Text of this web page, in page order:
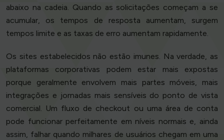
abaixo na cadeia. Quando as solicitações começam a se
acumular, os tempos de resposta aumentam, surgem
tempos limite e as taxas de erro aumentam rapidamente.
Os sites estabelecidos não estão imunes. Na verdade, as
plataformas corporativas podem estar mais expostas
porque geralmente envolvem mais partes móveis, mais
integrações e jornadas mais sensíveis do ponto de vista
comercial. Um fluxo de checkout ou uma área de conta
pode funcionar perfeitamente em níveis normais e, ainda
assim, falhar quando milhares de usuários chegam em uma